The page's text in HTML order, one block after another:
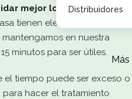
Distribuidores
Más
mejor los folículos. En
tienen elementos
en nuestra
minutos para ser útiles.
el tiempo puede ser exceso o
hacer el tratamiento